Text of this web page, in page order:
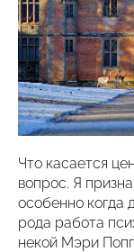
Что касается
вопрос. Я
особенно когда
рода работа
некой Мэри